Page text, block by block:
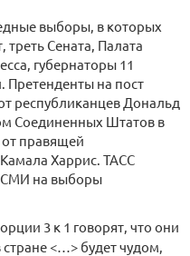
выборы, в которых
треть Сената, Палата
губернаторы 11
Претенденты на пост
республиканцев Дональд
Соединенных Штатов в
от правящей
Харрис. ТАСС
на выборы
3 к 1 говорят, что они
<…> будет чудом,